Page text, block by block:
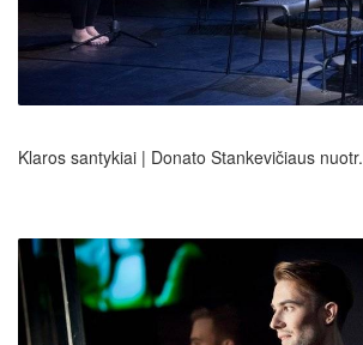
Klaros santykiai | Donato Stankevičiaus nuotr.